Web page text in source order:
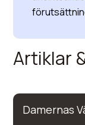
Artiklar
Damernas